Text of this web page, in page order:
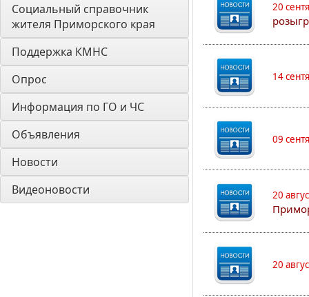
Социальный справочник
жителя Приморского края
Поддержка КМНС
Опрос
Информация по ГО и ЧС
Объявления
Новости
Видеоновости
20
14
09
20
20